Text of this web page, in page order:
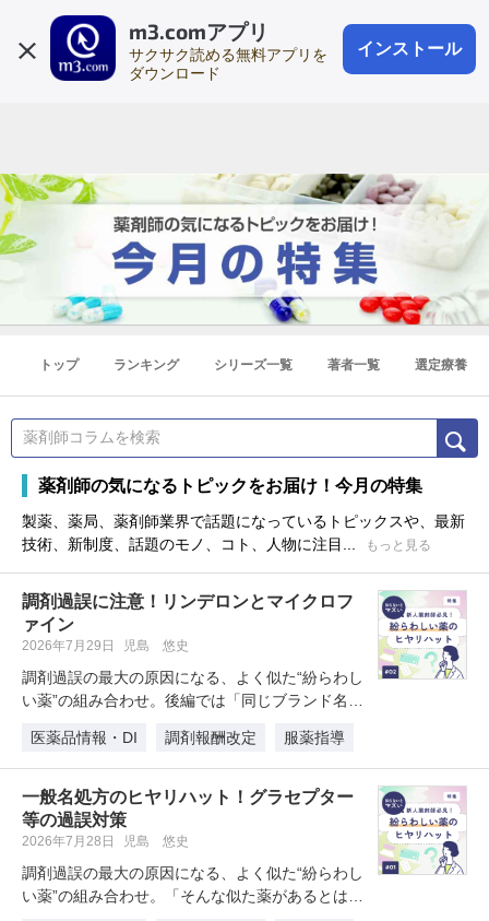
m3.comアプリ
サクサク読める無料アプリを
ダウンロード
インストール
会員登録
登録1分
トップ ランキング シリーズ一覧 著者一覧 選定療養
薬剤師の気になるトピックをお届け！今月の特集
製薬、薬局、薬剤師業界で話題になっているトピックスや、最新
技術、新制度、話題のモノ、コト、人物に注目...
もっと見る
調剤過誤に注意！リンデロンとマイクロフ
ァイン
2026年7月29日 児島 悠史
調剤過誤の最大の原因になる、よく似た“紛らわし
い薬”の組み合わせ。後編では「同じブランド名で
医薬品情報・DI
調剤報酬改定 服薬指導
一般名処方のヒヤリハット！グラセプター
等の過誤対策
2026年7月28日 児島 悠史
調剤過誤の最大の原因になる、よく似た“紛らわし
い薬”の組み合わせ。「そんな似た薬があるとは知